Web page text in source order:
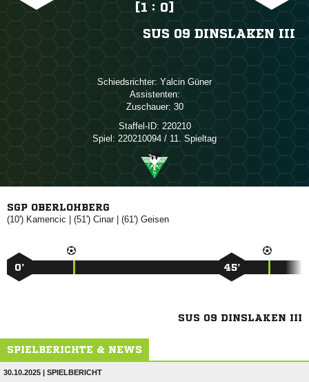
[1 : 0]
SUS 09 DINSLAKEN III
Schiedsrichter:  
Assistenten:
Zuschauer: 30
Staffel-ID: 220210
Spiel: 220210094 / 11. Spieltag
SGP OBERLOHBERG
(10')  | (51') | (61') 
0’ 45’
SUS 09 DINSLAKEN III
SPIELBERICHTE & NEWS
30.10.2025 | SPIELBERICHT